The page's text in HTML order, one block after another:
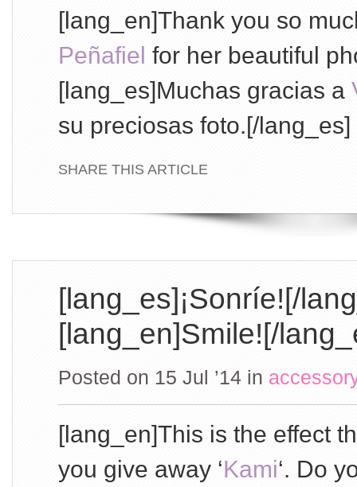
[lang_en]Thank you so
Peñafiel for her beautiful
[lang_es]Muchas gracias a
su preciosas foto.[/lang_es]
SHARE THIS ARTICLE
[lang_es]¡Sonríe![/
[lang_en]Smile![/
Posted on 15 Jul ’14 in
[lang_en]This is the effect
you give away ‘Kami‘. Do